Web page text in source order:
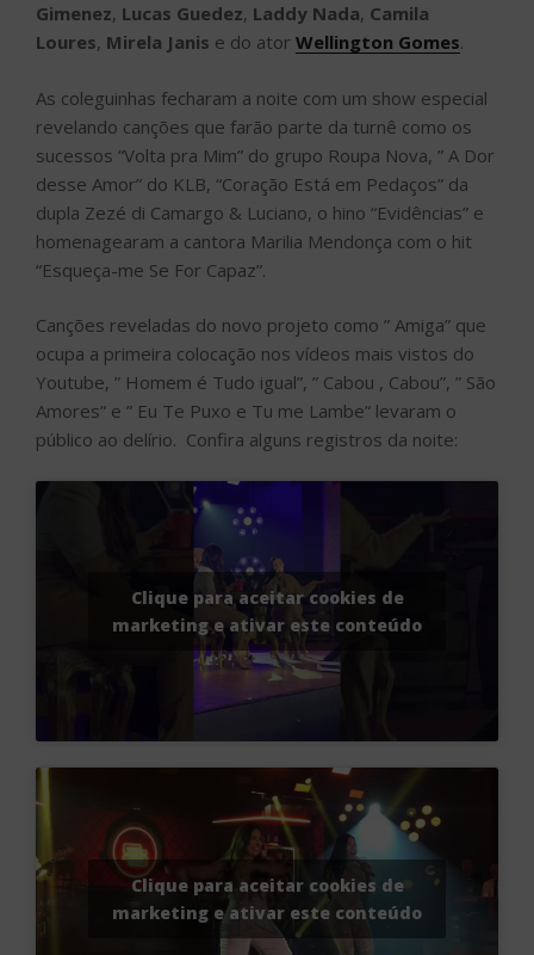
Gimenez, Lucas Guedez, Laddy Nada, Camila
Loures, Mirela Janis e do ator Wellington Gomes.
As coleguinhas fecharam a noite com um show especial
revelando canções que farão parte da turnê como os
sucessos “Volta pra Mim” do grupo Roupa Nova, ” A Dor
desse Amor” do KLB, “Coração Está em Pedaços” da
dupla Zezé di Camargo & Luciano, o hino “Evidências” e
homenagearam a cantora Marilia Mendonça com o hit
“Esqueça-me Se For Capaz”.
Canções reveladas do novo projeto como ” Amiga” que
ocupa a primeira colocação nos vídeos mais vistos do
Youtube, ” Homem é Tudo igual”, ” Cabou , Cabou”, ” São
Amores” e ” Eu Te Puxo e Tu me Lambe” levaram o
público ao delírio. Confira alguns registros da noite:
Clique para aceitar cookies de
marketing e ativar este conteúdo
Clique para aceitar cookies de
marketing e ativar este conteúdo